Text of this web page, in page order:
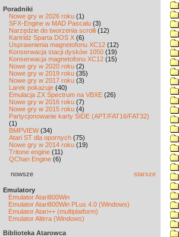
Poradniki
Nowe gry w 2026 roku (1)
SFX-Engine w MAD Pascalu (3)
Narzędzie do tworzenia scrolli (12)
Kartridż Sparta DOS X (6)
Usprawnienia magnetofonu XC12 (12)
Konserwacja stacji dysków 1050 (19)
Konserwacja magnetofonu XC12 (15)
Nowe gry w 2020 roku (2)
Nowe gry w 2019 roku (35)
Nowe gry w 2017 roku (3)
Larek pokazuje (40)
Emulacja ZX Spectrum na VBXE (26)
Nowe gry w 2016 roku (7)
Nowe gry w 2015 roku (4)
Partycjonowanie karty SIDE (APT/FAT16/FAT32)
(1)
BMPVIEW(34)
Atari ST dla opornych (75)
Nowe gry w 2014 roku (19)
Tritone engine (11)
QChan Engine (6)
nowsze starsze
Emulatory
Emulator Atari800Win
Emulator Atari800Win PLus 4.0 (Windows)
Emulator Atari++ (multiplatform)
Emulator Altirra (Windows)
Biblioteka Atarowca